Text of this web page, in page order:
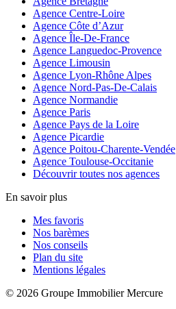
Agence Centre-Loire
Agence Côte d’Azur
Agence Île-De-France
Agence Languedoc-Provence
Agence Limousin
Agence Lyon-Rhône Alpes
Agence Nord-Pas-De-Calais
Agence Normandie
Agence Paris
Agence Pays de la Loire
Agence Picardie
Agence Poitou-Charente-Vendée
Agence Toulouse-Occitanie
Découvrir toutes nos agences
En savoir plus
Mes favoris
Nos barèmes
Nos conseils
Plan du site
Mentions légales
© 2026 Groupe Immobilier Mercure